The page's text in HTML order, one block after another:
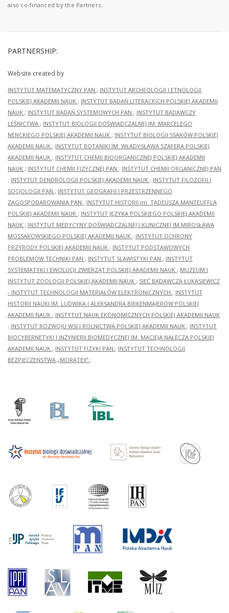
also co-financed by the Partners.
PARTNERSHIP:
Website created by
INSTYTUT MATEMATYCZNY PAN ; INSTYTUT ARCHEOLOGII I ETNOLOGII
POLSKIEJ AKADEMII NAUK ; INSTYTUT BADAŃ LITERACKICH POLSKIEJ AKADEMII
NAUK ; INSTYTUT BADAŃ SYSTEMOWYCH PAN ; INSTYTUT BADAWCZY
LEŚNICTWA ; INSTYTUT BIOLOGII DOŚWIADCZALNEJ IM. MARCELEGO
NENCKIEGO POLSKIEJ AKADEMII NAUK ; INSTYTUT BIOLOGII SSAKÓW POLSKIEJ
AKADEMII NAUK ; INSTYTUT BOTANIKI IM. WŁADYSŁAWA SZAFERA POLSKIEJ
AKADEMII NAUK ; INSTYTUT CHEMII BIOORGANICZNEJ POLSKIEJ AKADEMII
NAUK ; INSTYTUT CHEMII FIZYCZNEJ PAN ; INSTYTUT CHEMII ORGANICZNEJ PAN
; INSTYTUT DENDROLOGII POLSKIEJ AKADEMII NAUK ; INSTYTUT FILOZOFII I
SOCJOLOGII PAN ; INSTYTUT GEOGRAFII I PRZESTRZENNEGO
ZAGOSPODAROWANIA PAN ; INSTYTUT HISTORII im. TADEUSZA MANTEUFFLA
POLSKIEJ AKADEMII NAUK ; INSTYTUT JĘZYKA POLSKIEGO POLSKIEJ AKADEMII
NAUK ; INSTYTUT MEDYCYNY DOŚWIADCZALNEJ I KLINICZNEJ IM.MIROSŁAWA
MOSSAKOWSKIEGO POLSKIEJ AKADEMII NAUK ; INSTYTUT OCHRONY
PRZYRODY POLSKIEJ AKADEMII NAUK ; INSTYTUT PODSTAWOWYCH
PROBLEMÓW TECHNIKI PAN ; INSTYTUT SLAWISTYKI PAN ; INSTYTUT
SYSTEMATYKI I EWOLUCJI ZWIERZĄT POLSKIEJ AKADEMII NAUK ; MUZEUM I
INSTYTUT ZOOLOGII POLSKIEJ AKADEMII NAUK ; SIEĆ BADAWCZA ŁUKASIEWICZ
- INSTYTUT TECHNOLOGII MATERIAŁÓW ELEKTRONICZNYCH ; INSTYTUT
HISTORII NAUKI IM. LUDWIKA I ALEKSANDRA BIRKENMAJERÓW POLSKIEJ
AKADEMII NAUK ; INSTYTUT NAUK EKONOMICZNYCH POLSKIEJ AKADEMII NAUK
; INSTYTUT ROZWOJU WSI I ROLNICTWA POLSKIEJ AKADEMII NAUK ; INSTYTUT
BIOCYBERNETYKI I INŻYNIERII BIOMEDYCZNEJ IM. MACIEJA NAŁĘCZA POLSKIEJ
AKADEMII NAUK ; INSTYTUT FIZYKI PAN ; INSTYTUT TECHNOLOGII
BEZPIECZEŃSTWA „MORATEX” ;